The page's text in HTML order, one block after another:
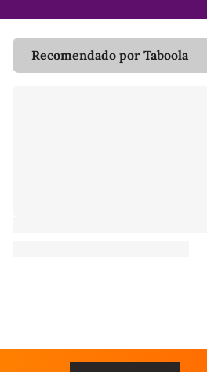
Recomendado por Taboola